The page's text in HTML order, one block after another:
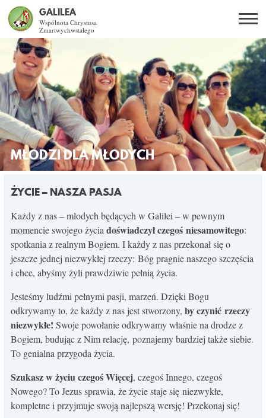
GALILEA
Wspólnota Chrystusa
Zmartwychwstałego
CO DAJE ŻYCIE Z JEZUSEM?
SPOTKANIA OTWARTE
DLA KOGO?
WSPÓLNOTA
KURSY SNE
KONTAKT
MŁODZI DLA MŁODYCH
ŻYCIE – NASZA PASJA
Każdy z nas – młodych będących w Galilei – w pewnym
momencie swojego życiadoświadczył czegoś niesamowitego:
spotkania z realnym Bogiem. I każdy z nas przekonał się o
jeszcze jednej niezwykłej rzeczy: Bóg pragnie naszego szczęścia
i chce, abyśmy żyli prawdziwie pełnią życia.
Jesteśmy ludźmi pełnymi pasji, marzeń. Dzięki Bogu
odkrywamy to, że każdy z nas jest stworzony, by czynić rzeczy
niezwykłe! Swoje powołanie odkrywamy właśnie na drodze z
Bogiem, budując z Nim relację, poznajemy bardziej także siebie.
To genialna przygoda życia.
Szukasz w życiu czegoś Więcej, czegoś Innego, czegoś
Nowego? To Jezus sprawia, że życie staje się niezwykłe,
kompletne i przyjmuje swoją najlepszą wersję! Przekonaj się!